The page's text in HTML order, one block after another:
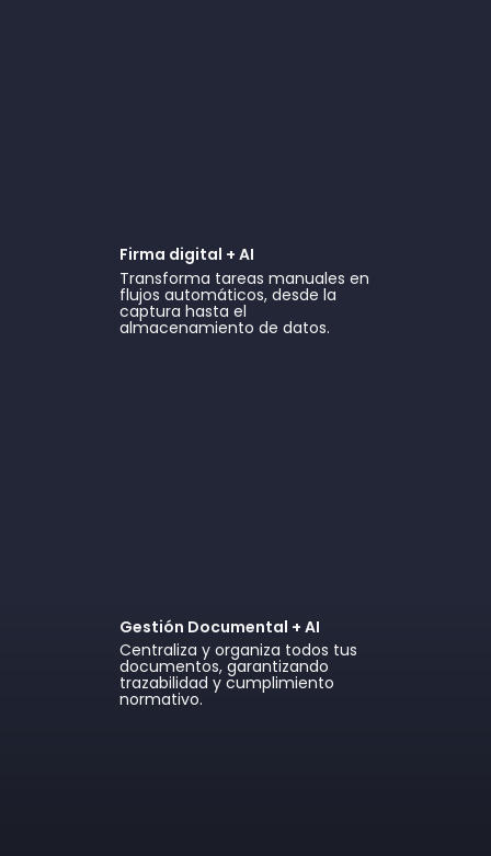
Firma digital + AI
Transforma tareas manuales en
flujos automáticos, desde la
captura hasta el
almacenamiento de datos.
Gestión Documental + AI
Centraliza y organiza todos tus
documentos, garantizando
trazabilidad y cumplimiento
normativo.